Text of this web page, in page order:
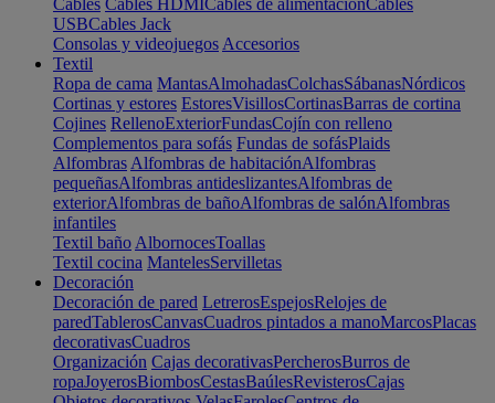
Cables Cables HDMICables de alimentaciónCables
USBCables Jack
Consolas y videojuegos Accesorios
Textil
Ropa de cama MantasAlmohadasColchasSábanasNórdicos
Cortinas y estores EstoresVisillosCortinasBarras de cortina
Cojines RellenoExteriorFundasCojín con relleno
Complementos para sofás Fundas de sofásPlaids
Alfombras Alfombras de habitaciónAlfombras
pequeñasAlfombras antideslizantesAlfombras de
exteriorAlfombras de bañoAlfombras de salónAlfombras
infantiles
Textil baño AlbornocesToallas
Textil cocina MantelesServilletas
Decoración
Decoración de pared LetrerosEspejosRelojes de
paredTablerosCanvasCuadros pintados a manoMarcosPlacas
decorativasCuadros
Organización Cajas decorativasPercherosBurros de
ropaJoyerosBiombosCestasBaúlesRevisterosCajas